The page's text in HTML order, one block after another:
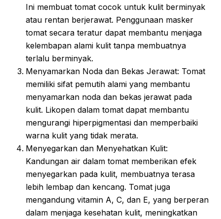
Ini membuat tomat cocok untuk kulit berminyak
atau rentan berjerawat. Penggunaan masker
tomat secara teratur dapat membantu menjaga
kelembapan alami kulit tanpa membuatnya
terlalu berminyak.
Menyamarkan Noda dan Bekas Jerawat: Tomat
memiliki sifat pemutih alami yang membantu
menyamarkan noda dan bekas jerawat pada
kulit. Likopen dalam tomat dapat membantu
mengurangi hiperpigmentasi dan memperbaiki
warna kulit yang tidak merata.
Menyegarkan dan Menyehatkan Kulit:
Kandungan air dalam tomat memberikan efek
menyegarkan pada kulit, membuatnya terasa
lebih lembap dan kencang. Tomat juga
mengandung vitamin A, C, dan E, yang berperan
dalam menjaga kesehatan kulit, meningkatkan